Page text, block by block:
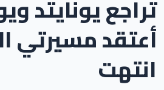
تراجع يونايتد
أعتقد مسيرتي
انتهت